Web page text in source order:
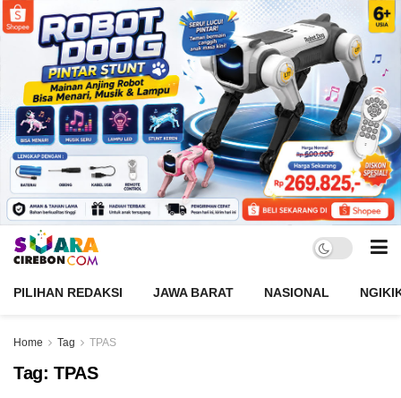
PILIHAN REDAKSI JAWA BARAT NASIONAL
Home Tag TPAS
Tag: TPAS